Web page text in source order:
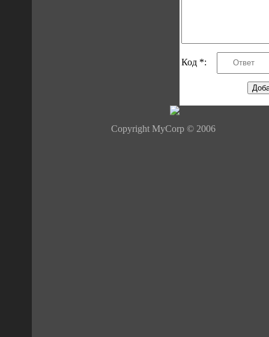
Код *:
Copyright MyCorp © 2006